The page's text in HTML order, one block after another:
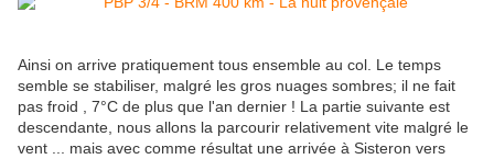
Ainsi on arrive pratiquement tous ensemble au col. Le temps
semble se stabiliser, malgré les gros nuages sombres; il ne fait
pas froid , 7°C de plus que l'an dernier ! La partie suivante est
descendante, nous allons la parcourir relativement vite malgré le
vent ... mais avec comme résultat une arrivée à Sisteron vers